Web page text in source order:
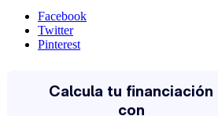
Facebook
Twitter
Pinterest